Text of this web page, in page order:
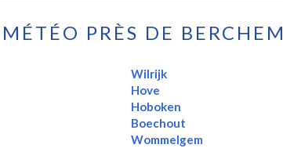
MÉTÉO PRÈS DE BERCHEM
Wilrijk
Hove
Hoboken
Boechout
Wommelgem